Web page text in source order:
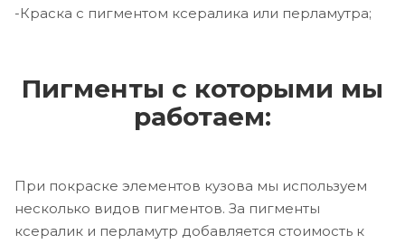
-Краска с пигментом ксералика или перламутра;
Пигменты с которыми мы
работаем:
При покраске элементов кузова мы используем
несколько видов пигментов. За пигменты
ксералик и перламутр добавляется стоимость к